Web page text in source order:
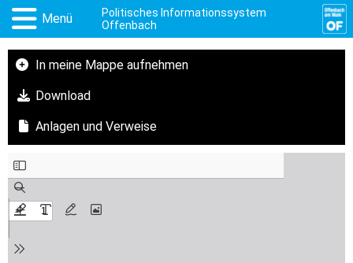
Menü
Politisches Informationssystem
Offenbach
In meine Mappe aufnehmen
Download
Anlagen und Verweise